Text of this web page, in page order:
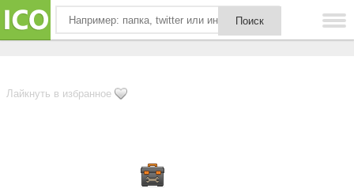
Лайкнуть в избранное